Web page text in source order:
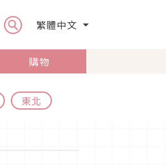
繁體中文
購物
東北